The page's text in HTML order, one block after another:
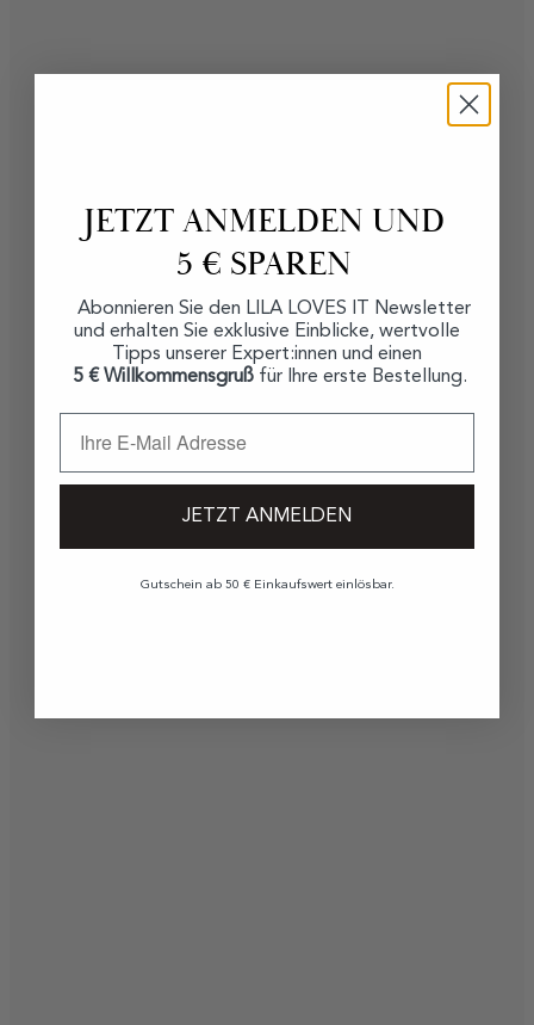
JETZT ANMELDEN UND
5 € SPAREN
Abonnieren Sie den LILA LOVES IT Newsletter
und erhalten Sie exklusive Einblicke, wertvolle
Tipps unserer Expert:innen und einen
5 € Willkommensgrußfür Ihre erste Bestellung.
JETZT ANMELDEN
Gutschein ab 50 € Einkaufswert einlösbar.